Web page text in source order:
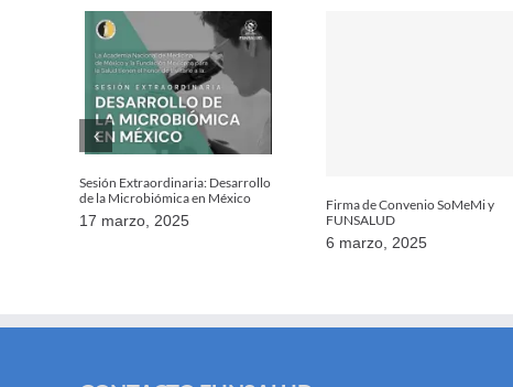
Sesión Extraordinaria: Desarrollo
de la Microbiómica en México
17 marzo, 2025
Firma de Convenio SoMeMi y
FUNSALUD
6 marzo, 2025